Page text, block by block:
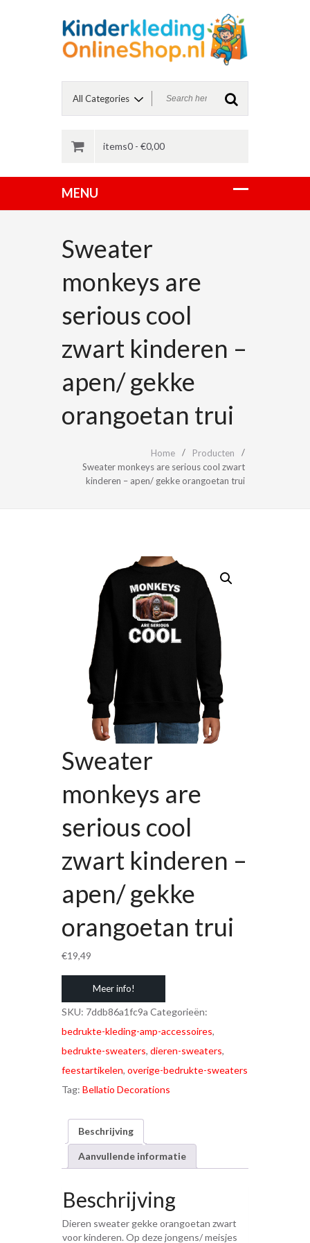
items0 - €0,00
Sweater
monkeys are
serious cool
zwart kinderen –
apen/ gekke
orangoetan trui
Home
Producten
Sweater monkeys are serious cool zwart
kinderen – apen/ gekke orangoetan trui
Sweater
monkeys are
serious cool
zwart kinderen –
apen/ gekke
orangoetan trui
€19,49
Meer info!
SKU: 7ddb86a1fc9a Categorieën:
bedrukte-kleding-amp-accessoires,
bedrukte-sweaters, dieren-sweaters,
feestartikelen, overige-bedrukte-sweaters
Tag: Bellatio Decorations
Beschrijving
Aanvullende informatie
Beschrijving
Dieren sweater gekke orangoetan zwart
voor kinderen. Op deze jongens/ meisjes